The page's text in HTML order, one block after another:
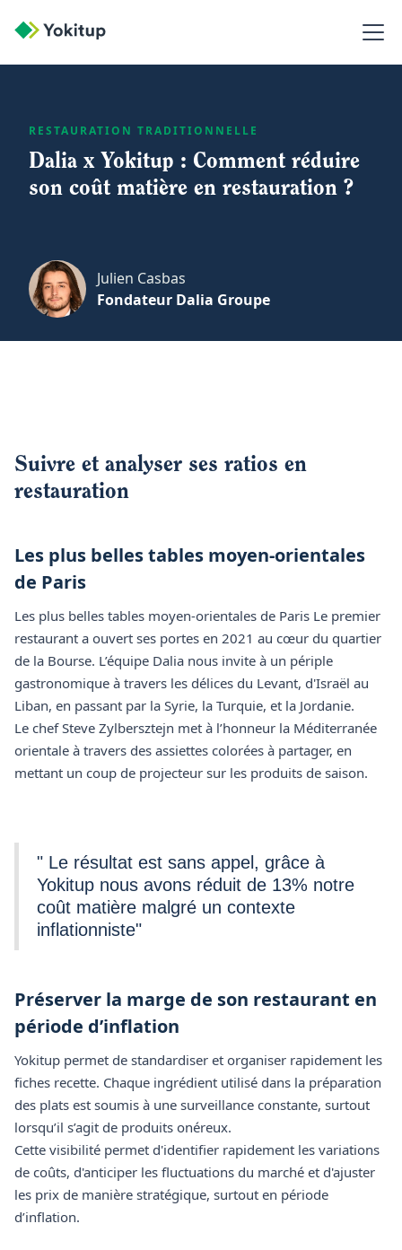
RESTAURATION TRADITIONNELLE
Dalia x Yokitup : Comment réduire
son coût matière en restauration ?
Julien Casbas
Fondateur Dalia Groupe
Suivre et analyser ses ratios en
restauration
Les plus belles tables moyen-orientales
de Paris
Les plus belles tables moyen-orientales de Paris Le premier
restaurant a ouvert ses portes en 2021 au cœur du quartier
de la Bourse. L’équipe Dalia nous invite à un périple
gastronomique à travers les délices du Levant, d'Israël au
Liban, en passant par la Syrie, la Turquie, et la Jordanie.
Le chef Steve Zylbersztejn met à l’honneur la Méditerranée
orientale à travers des assiettes colorées à partager, en
mettant un coup de projecteur sur les produits de saison.
" Le résultat est sans appel, grâce à
Yokitup nous avons réduit de 13% notre
coût matière malgré un contexte
inflationniste"
Préserver la marge de son restaurant en
période d’inflation
Yokitup permet de standardiser et organiser rapidement les
fiches recette. Chaque ingrédient utilisé dans la préparation
des plats est soumis à une surveillance constante, surtout
lorsqu’il s’agit de produits onéreux.
Cette visibilité permet d'identifier rapidement les variations
de coûts, d'anticiper les fluctuations du marché et d'ajuster
les prix de manière stratégique, surtout en période
d’inflation.